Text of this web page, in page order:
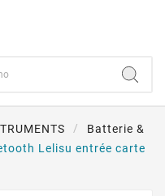
Batterie &
Lelisu entrée carte